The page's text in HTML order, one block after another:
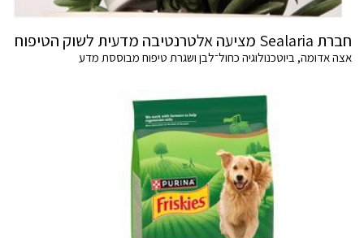
חברת Sealaria מציעה אלטרנטיבה מדעית לשוק הטיפוח
אצה אדומה, ביוטכנולוגיה כחול־לבן ושגרת טיפוח מבוססת מדע